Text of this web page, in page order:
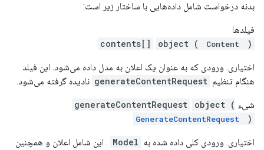
بدنه درخواست شامل داده‌هایی با ساختار زیر است:
فیلدها
contents[]
object ( Content )
اختیاری. ورودی که به عنوان یک اعلان به مدل داده می‌شود. این فیلد
هنگام تنظیم generateContentRequest نادیده گرفته می‌شود.
شیء generateContentRequest object (
GenerateContentRequest )
اختیاری. ورودی کلی داده شده به Model . این شامل اعلان و همچنین